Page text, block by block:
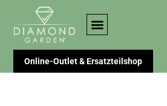
Online-Outlet & Ersatzteilshop